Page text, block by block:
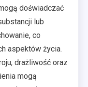
doświadczać
lub
co
aspektów życia.
drażliwość oraz
mogą